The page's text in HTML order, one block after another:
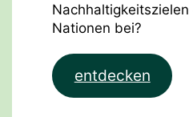
Nationen bei?
entdecken